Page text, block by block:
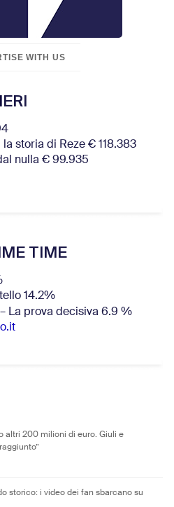
WITH US
storia di Reze € 118.383
nulla € 99.935
TIME
14.2%
La prova decisiva 6.9 %
altri 200 milioni di euro. Giuli e
storico: i video dei fan sbarcano su